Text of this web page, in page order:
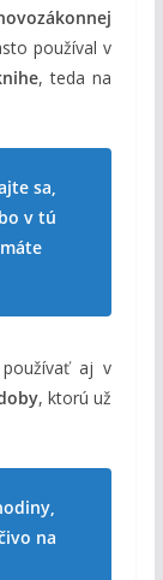
používal v
, teda na
sa,
v tú
aj v
, ktorú už
na